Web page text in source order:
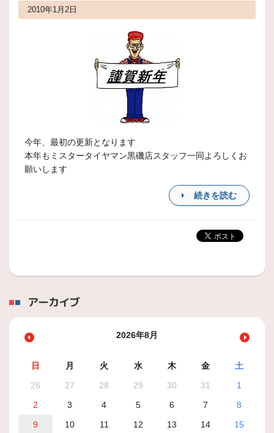
2010年1月2日
今年、最初の更新となります
本年もミスタータイヤマン黒磯店スタッフ一同よろしくお
願いします
続きを読む
アーカイブ
2026年8月
日 月 火 水 木 金
土
26
27 28 29 30 31
1
2
3 4 5 6 7
8
9
10 11 12 13 14
15